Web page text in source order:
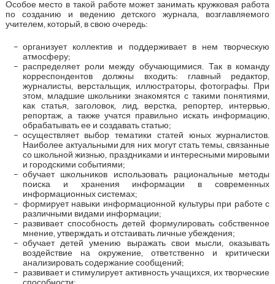
Особое место в такой работе может занимать кружковая работа
по созданию и ведению детского журнала, возглавляемого
учителем, который, в свою очередь:
организует коллектив и поддерживает в нем творческую
атмосферу;
распределяет роли между обучающимися. Так в команду
корреспондентов должны входить: главный редактор,
журналисты, верстальщик, иллюстраторы, фотографы. При
этом, младшие школьники знакомятся с такими понятиями,
как статья, заголовок, лид, верстка, репортер, интервью,
репортаж, а также учатся правильно искать информацию,
обрабатывать ее и создавать статью;
осуществляет выбор тематики статей юных журналистов.
Наиболее актуальными для них могут стать темы, связанные
со школьной жизнью, праздниками и интересными мировыми
и городскими событиями;
обучает школьников использовать рациональные методы
поиска и хранения информации в современных
информационных системах;
формирует навыки информационной культуры при работе с
различными видами информации;
развивает способность детей формулировать собственное
мнение, утверждать и отстаивать личные убеждения;
обучает детей умению выражать свои мысли, оказывать
воздействие на окружение, ответственно и критически
анализировать содержание сообщений;
развивает и стимулирует активность учащихся, их творческие
способности;